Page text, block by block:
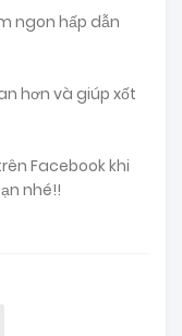
ngon hấp dẫn
hơn và giúp xốt
Facebook khi
nhé!!